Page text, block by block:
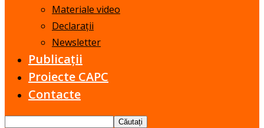
Materiale video
Declarații
Newsletter
Publicații
Proiecte CAPC
Contacte